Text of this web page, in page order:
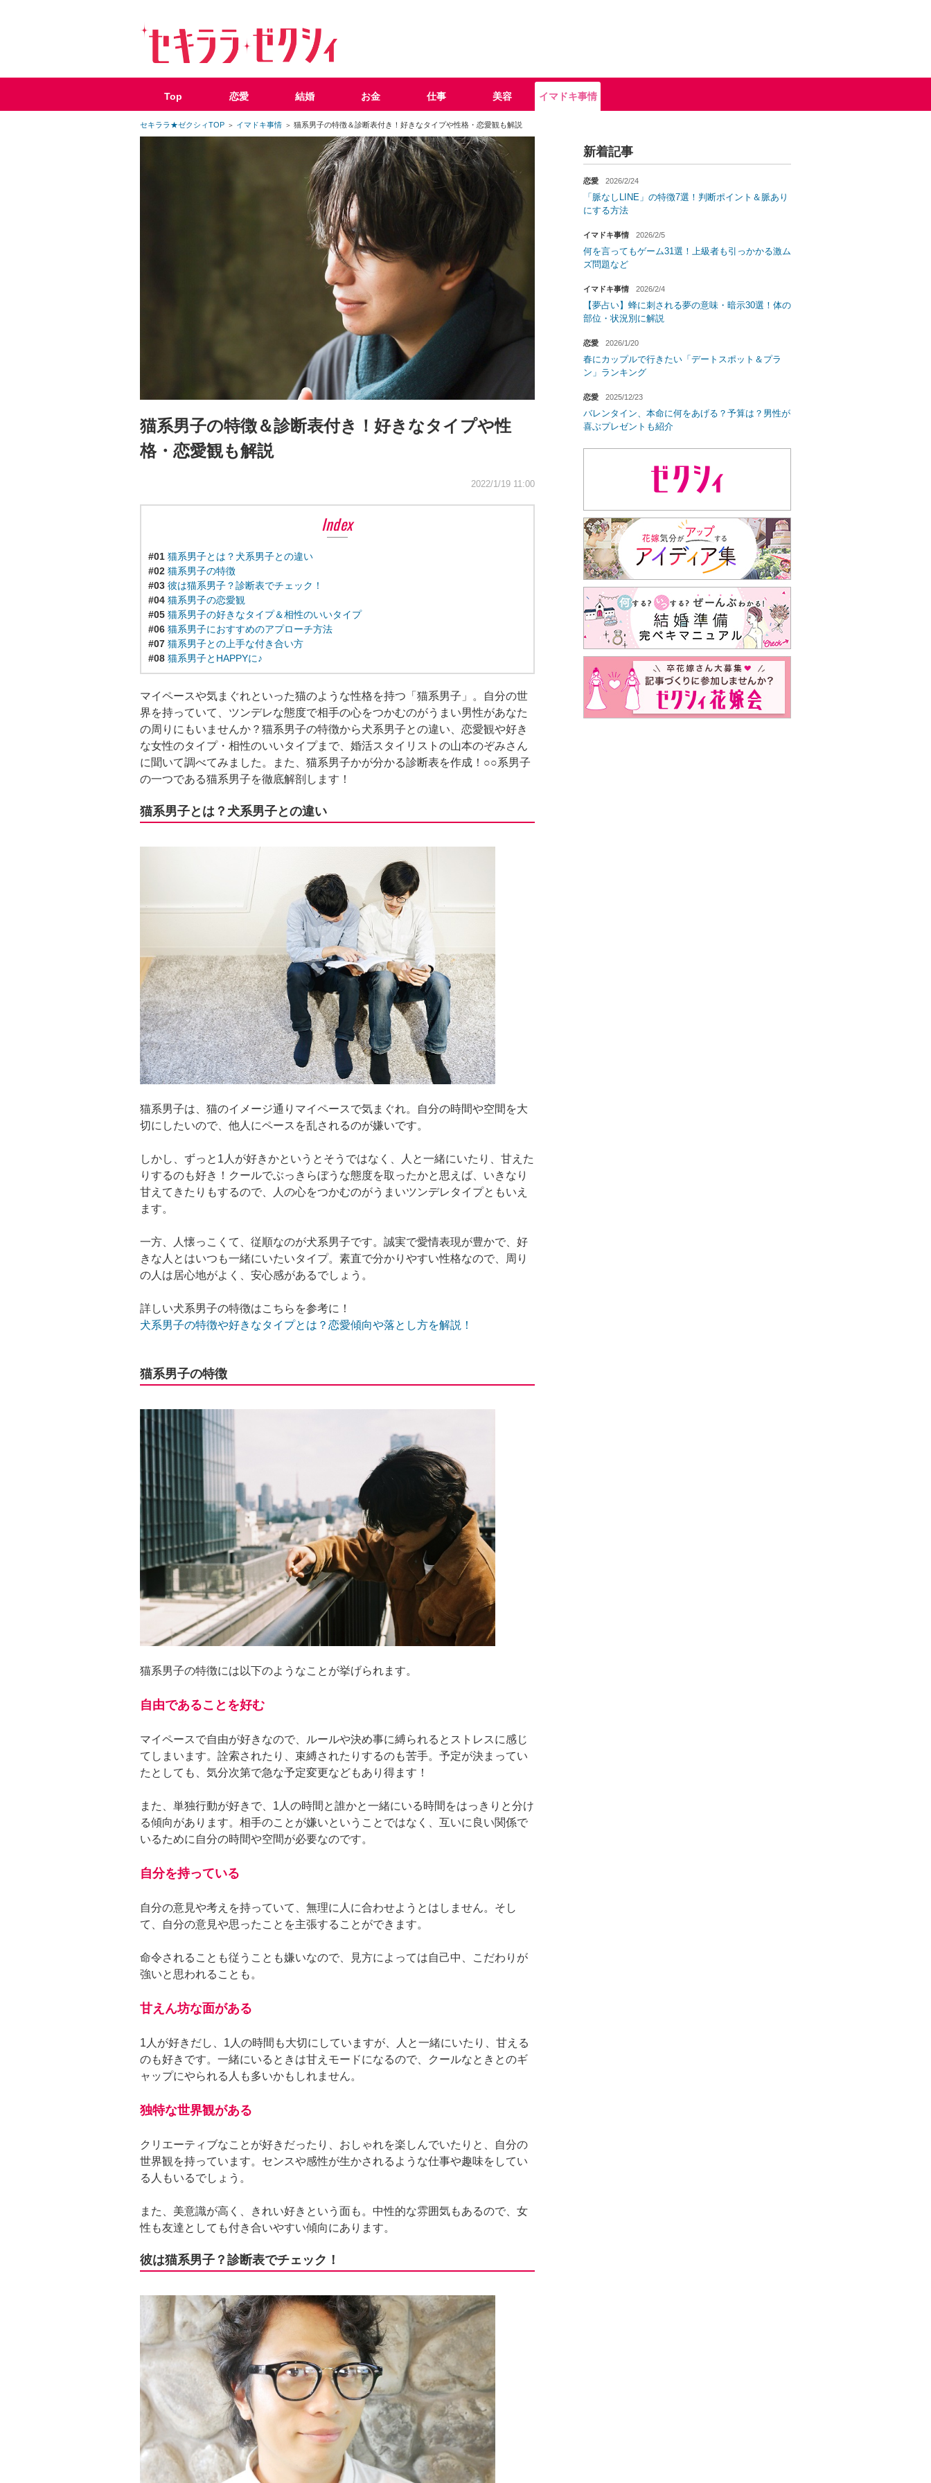
Top 恋愛 結婚 お金 仕事 美容 イマドキ事情
セキララ★ゼクシィTOP イマドキ事情 猫系男子の特徴＆診断表付き！好きなタイプや性格・恋愛観も解説
猫系男子の特徴＆診断表付き！好きなタイプや性
格・恋愛観も解説
2022/1/19 11:00
Index
#01 猫系男子とは？犬系男子との違い
#02 猫系男子の特徴
#03 彼は猫系男子？診断表でチェック！
#04 猫系男子の恋愛観
#05 猫系男子の好きなタイプ＆相性のいいタイプ
#06 猫系男子におすすめのアプローチ方法
#07 猫系男子との上手な付き合い方
#08 猫系男子とHAPPYに♪
マイペースや気まぐれといった猫のような性格を持つ「猫系男子」。自分の世
界を持っていて、ツンデレな態度で相手の心をつかむのがうまい男性があなた
の周りにもいませんか？猫系男子の特徴から犬系男子との違い、恋愛観や好き
な女性のタイプ・相性のいいタイプまで、婚活スタイリストの山本のぞみさん
に聞いて調べてみました。また、猫系男子かが分かる診断表を作成！○○系男子
の一つである猫系男子を徹底解剖します！
猫系男子とは？犬系男子との違い
猫系男子は、猫のイメージ通りマイペースで気まぐれ。自分の時間や空間を大
切にしたいので、他人にペースを乱されるのが嫌いです。
しかし、ずっと1人が好きかというとそうではなく、人と一緒にいたり、甘えた
りするのも好き！クールでぶっきらぼうな態度を取ったかと思えば、いきなり
甘えてきたりもするので、人の心をつかむのがうまいツンデレタイプともいえ
ます。
一方、人懐っこくて、従順なのが犬系男子です。誠実で愛情表現が豊かで、好
きな人とはいつも一緒にいたいタイプ。素直で分かりやすい性格なので、周り
の人は居心地がよく、安心感があるでしょう。
詳しい犬系男子の特徴はこちらを参考に！
犬系男子の特徴や好きなタイプとは？恋愛傾向や落とし方を解説！
猫系男子の特徴
猫系男子の特徴には以下のようなことが挙げられます。
自由であることを好む
マイペースで自由が好きなので、ルールや決め事に縛られるとストレスに感じ
てしまいます。詮索されたり、束縛されたりするのも苦手。予定が決まってい
たとしても、気分次第で急な予定変更などもあり得ます！
また、単独行動が好きで、1人の時間と誰かと一緒にいる時間をはっきりと分け
る傾向があります。相手のことが嫌いということではなく、互いに良い関係で
いるために自分の時間や空間が必要なのです。
自分を持っている
自分の意見や考えを持っていて、無理に人に合わせようとはしません。そし
て、自分の意見や思ったことを主張することができます。
命令されることも従うことも嫌いなので、見方によっては自己中、こだわりが
強いと思われることも。
甘えん坊な面がある
1人が好きだし、1人の時間も大切にしていますが、人と一緒にいたり、甘える
のも好きです。一緒にいるときは甘えモードになるので、クールなときとのギ
ャップにやられる人も多いかもしれません。
独特な世界観がある
クリエーティブなことが好きだったり、おしゃれを楽しんでいたりと、自分の
世界観を持っています。センスや感性が生かされるような仕事や趣味をしてい
る人もいるでしょう。
また、美意識が高く、きれい好きという面も。中性的な雰囲気もあるので、女
性も友達としても付き合いやすい傾向にあります。
彼は猫系男子？診断表でチェック！
新着記事
恋愛 2026/2/24
「脈なしLINE」の特徴7選！判断ポイント＆脈あり
にする方法
イマドキ事情 2026/2/5
何を言ってもゲーム31選！上級者も引っかかる激ム
ズ問題など
イマドキ事情 2026/2/4
【夢占い】蜂に刺される夢の意味・暗示30選！体の
部位・状況別に解説
恋愛 2026/1/20
春にカップルで行きたい「デートスポット＆プラ
ン」ランキング
恋愛 2025/12/23
バレンタイン、本命に何をあげる？予算は？男性が
喜ぶプレゼントも紹介